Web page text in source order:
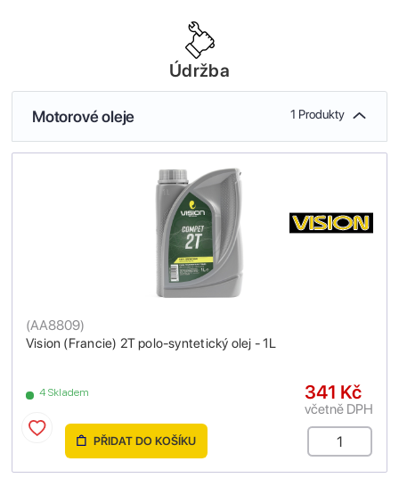
Údržba
Motorové oleje 1 Produkty
Vision (Francie) 2T polo-syntetický olej - 1L
(AA8809)
4 Skladem 341 Kč
včetně DPH
PŘIDAT DO KOŠÍKU